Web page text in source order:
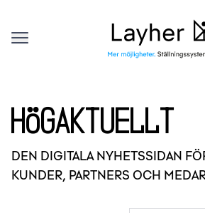
Offert
Högaktuellt
DEN DIGITALA NYHETSSIDAN
KUNDER, PARTNERS OCH